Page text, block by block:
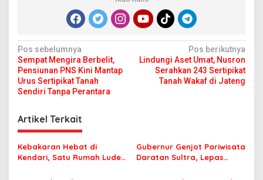
N
a
v
i
g
a
s
i
Pos sebelumnya
Sempat Mengira Berbelit,
Pensiunan PNS Kini Mantap
Urus Sertipikat Tanah
Sendiri Tanpa Perantara
Pos berikutnya
Lindungi Aset Umat, Nusron
Serahkan 243 Sertipikat
Tanah Wakaf di Jateng
Artikel Terkait
Kebakaran Hebat di
Kendari, Satu Rumah Ludes
Gubernur Genjot Pariwisata
Daratan Sultra, Lepas
Tiga Kabupaten Unggulan